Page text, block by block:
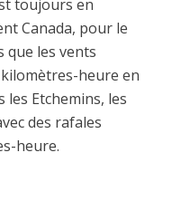
toujours en
Canada, pour le
que les vents
heure en
Etchemins, les
des rafales
heure.